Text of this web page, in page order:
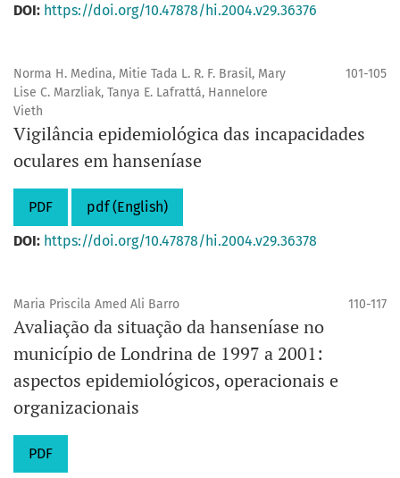
DOI: https://doi.org/10.47878/hi.2004.v29.36376
Norma H. Medina, Mitie Tada L. R. F. Brasil, Mary
Lise C. Marzliak, Tanya E. Lafrattá, Hannelore
Vieth
101-105
Vigilância epidemiológica das incapacidades
oculares em hanseníase
PDF
pdf (English)
DOI: https://doi.org/10.47878/hi.2004.v29.36378
Maria Priscila Amed Ali Barro 110-117
Avaliação da situação da hanseníase no
município de Londrina de 1997 a 2001:
aspectos epidemiológicos, operacionais e
organizacionais
PDF